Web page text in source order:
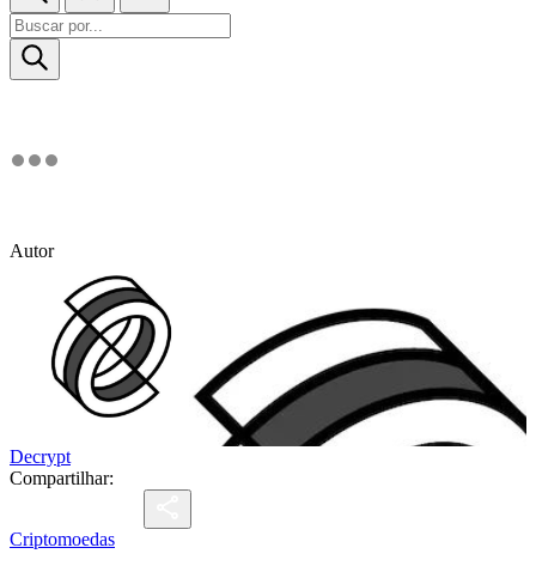
Autor
Decrypt
Compartilhar:
Criptomoedas